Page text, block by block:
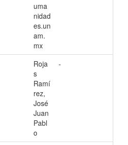
uma
nidad
es.un
am.
mx
Roja
s
Ramí
rez,
José
Juan
Pabl
o
-